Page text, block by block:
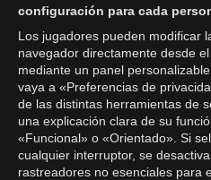
configuración para cada
Los jugadores pueden modificar
navegador directamente desde
mediante un panel
vaya a «Preferencias de
de las distintas herramientas de
una explicación clara de su
«Funcional» o «Orientado». Si
cualquier interruptor, se
rastreadores no esenciales para